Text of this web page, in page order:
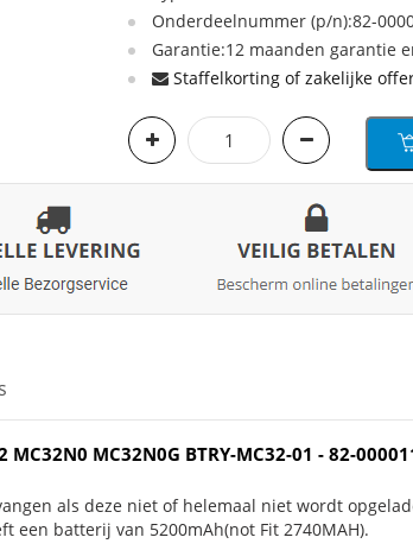
Onderdeelnummer (p/n):82-
Garantie:12 maanden garantie
Staffelkorting of zakelijke
MC32N0G BTRY-MC32-01 - 82-
als deze niet of helemaal niet wordt
een batterij van 5200mAh(not Fit 2740MAH).